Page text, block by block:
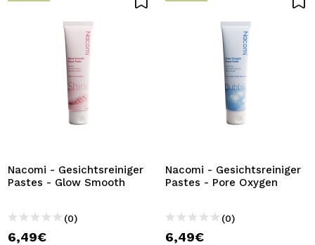
Nacomi - Gesichtsreiniger
Pastes - Glow Smooth
(0)
6,49€
Nacomi - Gesichtsreiniger
Pastes - Pore Oxygen
(0)
6,49€